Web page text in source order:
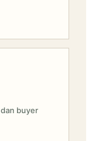
buyer